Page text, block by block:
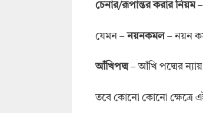
চেনার/রূপান্তর করার নিয়ম –
যেমন –নয়নকমল– নয়ন
আঁখিপদ্ম – আঁখি পদ্মের ন্যায়
তবে কোনো কোনো ক্ষেত্রে